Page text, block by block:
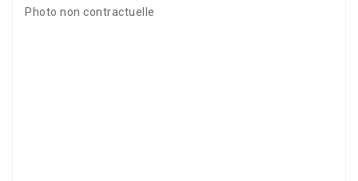
Photo non contractuelle